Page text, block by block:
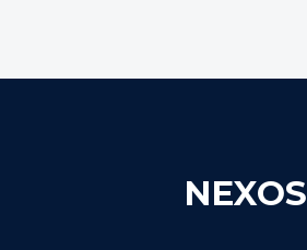
NEXOS